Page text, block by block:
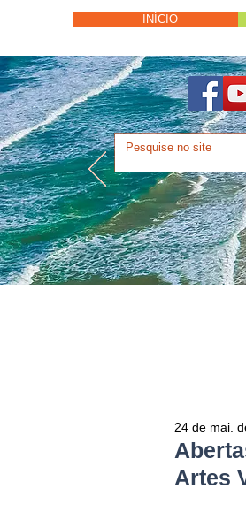
INÍCIO
Artes
24 de mai.